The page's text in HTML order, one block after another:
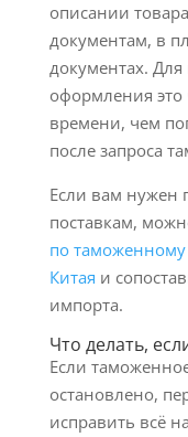
описании
документам, в
документах.
оформления
времени, чем
после запроса
Если вам нужен
поставкам,
по
Китая и
импорта.
Что делать,
Если
остановлено,
исправить всё